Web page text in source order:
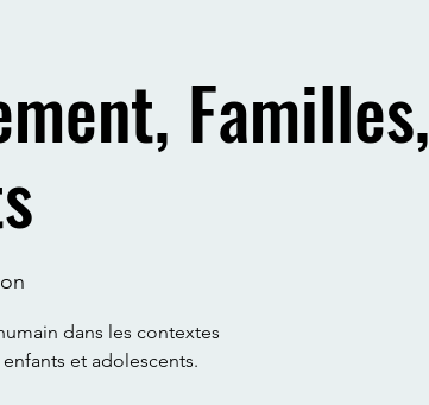
Familles,
dans les contextes
et adolescents.